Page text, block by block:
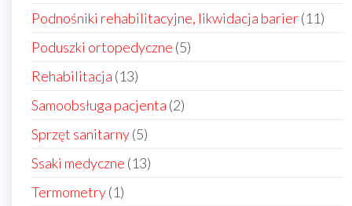
produktów
Podnośniki rehabilitacyjne, likwidacja barier 1111
Poduszki ortopedyczne 55
Rehabilitacja 1313
produktów
Samoobsługa pacjenta 22
Sprzęt sanitarny 55
produktów
Ssaki medyczne 1313
Termometry 11